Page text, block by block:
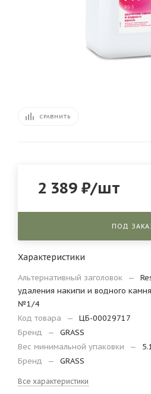
СРАВНИТЬ
2 389 ₽/шт
ПОД
Характеристики
Альтернативный заголовок —
удаления накипи и водного
№1/4
Код товара
—
ЦБ-00029717
Бренд
—
GRASS
Вес минимальной упаковки
—
Бренд
— GRASS
Все характеристики